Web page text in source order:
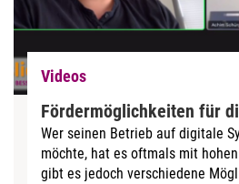
Videos
Fördermöglichkeiten für
Wer seinen Betrieb auf digitale
möchte, hat es oftmals mit
gibt es jedoch verschiedene